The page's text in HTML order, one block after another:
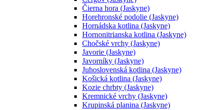
Čierna hora (Jaskyne)
Horehronské podolie (Jaskyne)
Hornádska kotlina (Jaskyne)
Hornonitrianska kotlina (Jaskyne)
Chočské vrchy (Jaskyne)
Javorie (Jaskyne)
Javorníky (Jaskyne)
Juhoslovenská kotlina (Jaskyne)
Košická kotlina (Jaskyne)
Kozie chrbty (Jaskyne)
Kremnické vrchy (Jaskyne)
Krupinská planina (Jaskyne)